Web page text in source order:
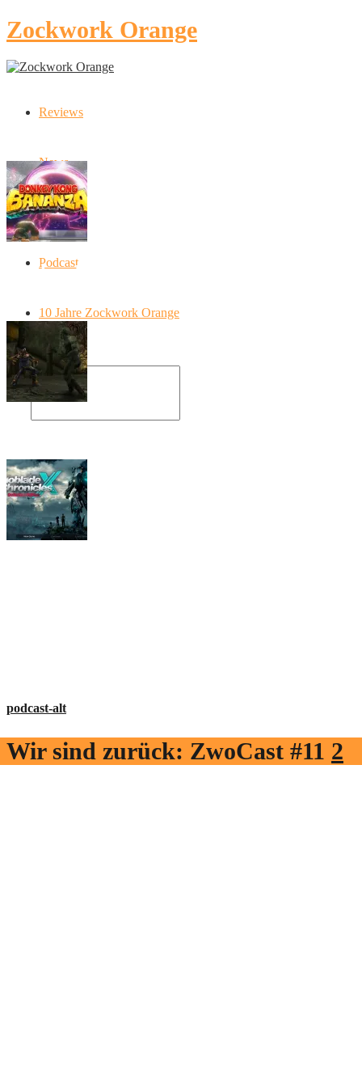
Zockwork Orange
Reviews
News
Artikel
Podcast
10 Jahre Zockwork Orange
Donkey Kong Bananza: “Ich mache alles
podcast-alt
Wir sind zurück: ZwoCast #11 2